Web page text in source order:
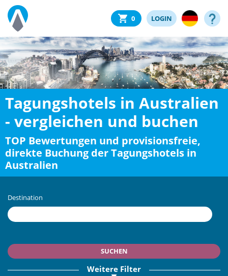
0 LOGIN
Tagungshotels in Australien
- vergleichen und buchen
TOP Bewertungen und provisionsfreie,
direkte Buchung der Tagungshotels in
Australien
Destination
SUCHEN
Weitere Filter